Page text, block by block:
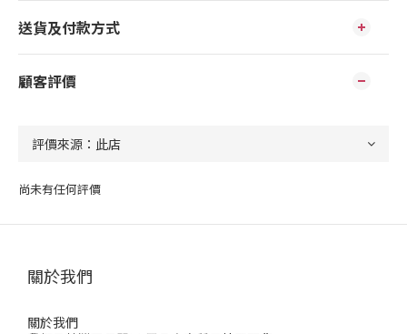
送貨及付款方式
顧客評價
尚未有任何評價
關於我們
關於我們